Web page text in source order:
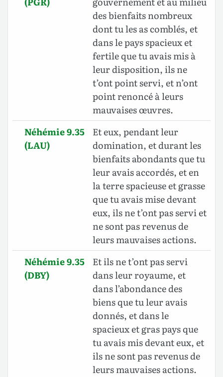
des bienfaits nombreux
dont tu les as comblés, et
dans le pays spacieux et
fertile que tu avais mis à
leur disposition, ils ne
t’ont point servi, et n’ont
point renoncé à leurs
mauvaises œuvres.
Néhémie 9.35
(LAU)
Et eux, pendant leur
domination, et durant les
bienfaits abondants que tu
leur avais accordés, et en
la terre spacieuse et grasse
que tu avais mise devant
eux, ils ne t’ont pas servi et
ne sont pas revenus de
leurs mauvaises actions.
Néhémie 9.35
(DBY)
Et ils ne t’ont pas servi
dans leur royaume, et
dans l’abondance des
biens que tu leur avais
donnés, et dans le
spacieux et gras pays que
tu avais mis devant eux, et
ils ne sont pas revenus de
leurs mauvaises actions.